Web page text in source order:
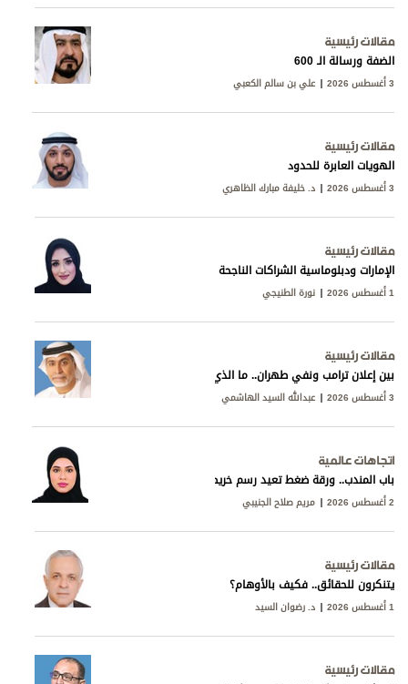
مقالات رئيسية
الضفة ورسالة الـ 600
3 أغسطس 2026 علي بن سالم الكعبي
مقالات رئيسية
الهويات العابرة للحدود
3 أغسطس 2026 د. خليفة مبارك الظاهري
مقالات رئيسية
الإمارات ودبلوماسية الشراكات الناجحة
1 أغسطس 2026 نورة الطنيجي
مقالات رئيسية
بين إعلان ترامب ونفي طهران.. ما الذي يجري خلف المفاوضات؟
3 أغسطس 2026 عبدالله السيد الهاشمي
اتجاهات عالمية
باب المندب.. ورقة ضغط تعيد رسم خريطة التوتر في البحر الأحمر
2 أغسطس 2026 مريم صلاح الجنيبي
مقالات رئيسية
يتنكرون للحقائق.. فكيف بالأوهام؟
1 أغسطس 2026 د. رضوان السيد
مقالات رئيسية